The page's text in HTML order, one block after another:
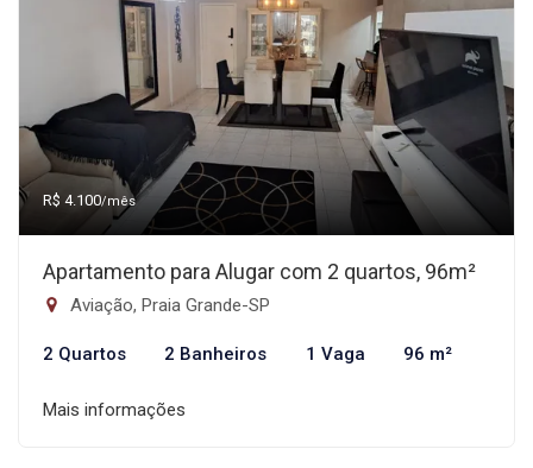
R$ 4.100/mês
Apartamento para Alugar com 2 quartos, 96m²
Aviação, Praia Grande-SP
2 Quartos 2 Banheiros 1 Vaga 96 m²
Mais informações